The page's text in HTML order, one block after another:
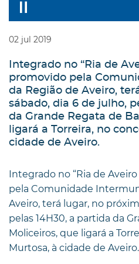
02 jul 2019
Integrado no “Ria de
promovido pela
da Região de Aveiro,
sábado, dia 6 de julho,
da Grande Regata de
ligará a Torreira, no
cidade de Aveiro.
Integrado no “Ria de
pela Comunidade
Aveiro, terá lugar, no
pelas 14H30, a partida da
Moliceiros, que ligará a
Murtosa, à cidade de Aveiro.